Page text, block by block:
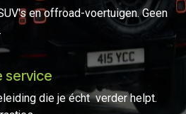
en offroad-voertuigen. Geen
service
die je écht verder helpt.